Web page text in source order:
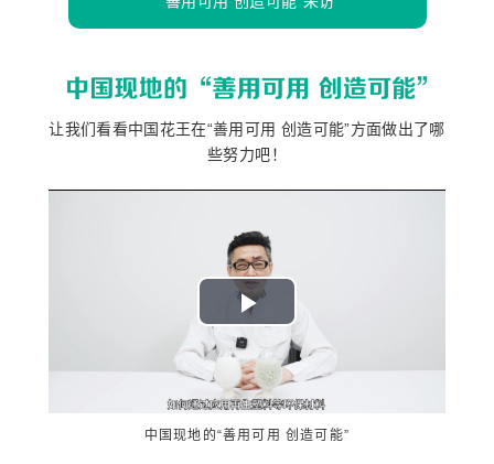
让我们看看中国花王在“善用可用 创造可能”方面做出了哪
些努力吧！
Play
Video
中国现地的“善用可用 创造可能”